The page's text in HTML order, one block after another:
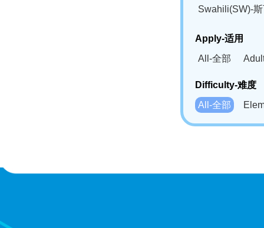
Swahili(SW)-
Apply-适用
All-全部
Difficulty-难度
All-全部